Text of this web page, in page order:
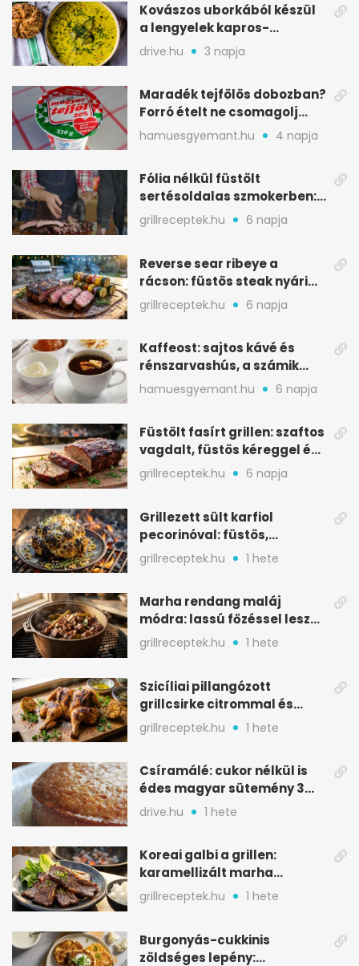
Kovászos uborkából készül
a lengyelek kapros-
savanykás levese
drive.hu 3 napja
Maradék tejfölös dobozban?
Forró ételt ne csomagolj
ilyen tégelybe
hamuesgyemant.hu 4 napja
Fólia nélkül füstölt
sertésoldalas szmokerben:
ropogós bark, 6 óra
grillreceptek.hu 6 napja
Reverse sear ribeye a
rácson: füstös steak nyári
tökkebabbal
grillreceptek.hu 6 napja
Kaffeost: sajtos kávé és
rénszarvashús, a számik
melegítő itala
hamuesgyemant.hu 6 napja
Füstölt fasírt grillen: szaftos
vagdalt, füstös kéreggel és
BBQ mázzal
grillreceptek.hu 6 napja
Grillezett sült karfiol
pecorinóval: füstös,
karamellizált nyári kedvenc
grillreceptek.hu 1 hete
Marha rendang maláj
módra: lassú főzéssel lesz
igazán szaftos
grillreceptek.hu 1 hete
Szicíliai pillangózott
grillcsirke citrommal és
oregánóval
grillreceptek.hu 1 hete
Csíramálé: cukor nélkül is
édes magyar sütemény 3
alapanyagból
drive.hu 1 hete
Koreai galbi a grillen:
karamellizált marha
rövidborda gyorsan
grillreceptek.hu 1 hete
Burgonyás-cukkinis
zöldséges lepény: